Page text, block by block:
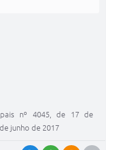
nº 4045, de 17 de
junho de 2017